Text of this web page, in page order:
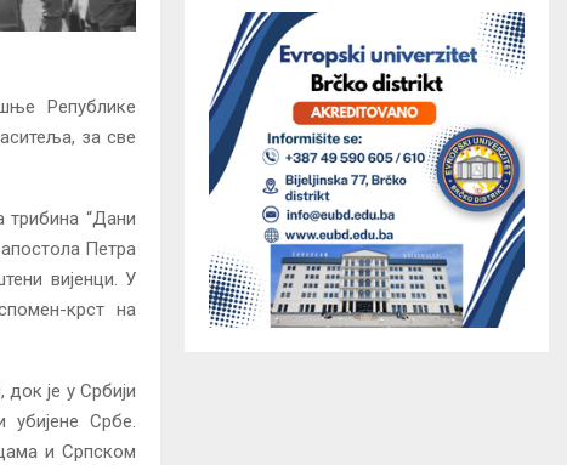
Републике
за све
“Дани
Петра
вијенци. У
крст на
је у Србији
Србе.
и Српском